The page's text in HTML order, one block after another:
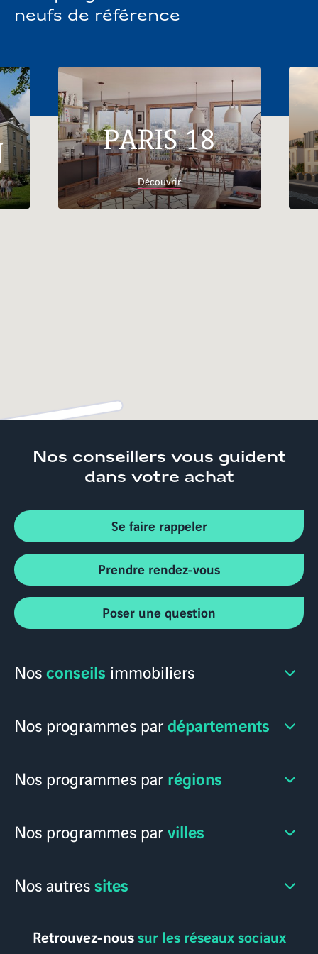
Décines-Charpieu
neufs de référence
PARIS 18
Découvrir
Nos conseillers vous guident
dans votre achat
Se faire rappeler
Prendre rendez-vous
Poser une question
Nosconseils immobiliers
Nos programmes pardépartements
Nos programmes par régions
Nos programmes parvilles
Nos autressites
Retrouvez-noussur les réseaux sociaux